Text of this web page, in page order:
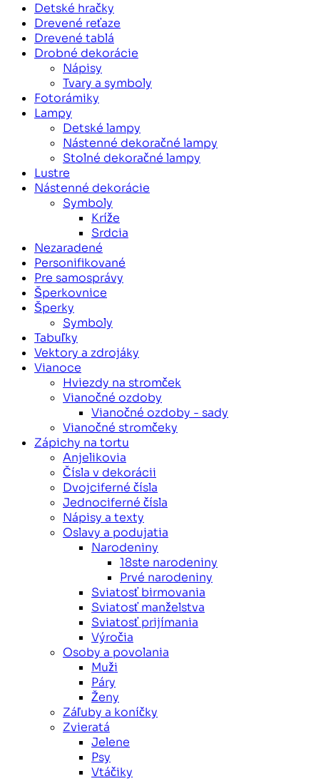
Detské hračky
Drevené reťaze
Drevené tablá
Drobné dekorácie
Nápisy
Tvary a symboly
Fotorámiky
Lampy
Detské lampy
Nástenné dekoračné lampy
Stolné dekoračné lampy
Lustre
Nástenné dekorácie
Symboly
Kríže
Srdcia
Nezaradené
Personifikované
Pre samosprávy
Šperkovnice
Šperky
Symboly
Tabuľky
Vektory a zdrojáky
Vianoce
Hviezdy na stromček
Vianočné ozdoby
Vianočné ozdoby - sady
Vianočné stromčeky
Zápichy na tortu
Anjelikovia
Čísla v dekorácii
Dvojciferné čísla
Jednociferné čísla
Nápisy a texty
Oslavy a podujatia
Narodeniny
18ste narodeniny
Prvé narodeniny
Sviatosť birmovania
Sviatosť manželstva
Sviatosť prijímania
Výročia
Osoby a povolania
Muži
Páry
Ženy
Záľuby a koníčky
Zvieratá
Jelene
Psy
Vtáčiky